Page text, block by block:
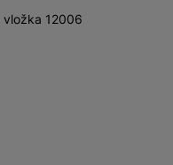
vložka 12006